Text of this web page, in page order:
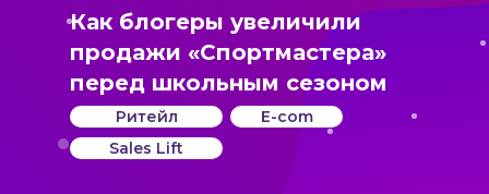
Как блогеры увеличили
продажи «Спортмастера»
перед школьным сезоном
Ритейл
E-com
Sales Lift